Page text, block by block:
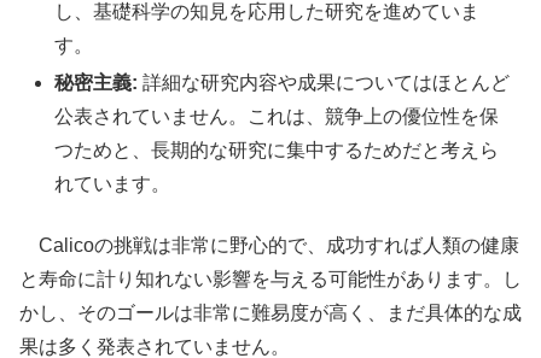
し、基礎科学の知見を応用した研究を進めていま
す。
秘密主義: 詳細な研究内容や成果についてはほとんど
公表されていません。これは、競争上の優位性を保
つためと、長期的な研究に集中するためだと考えら
れています。
Calicoの挑戦は非常に野心的で、成功すれば人類の健康
と寿命に計り知れない影響を与える可能性があります。し
かし、そのゴールは非常に難易度が高く、まだ具体的な成
果は多く発表されていません。